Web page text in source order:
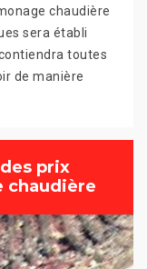
chaudière
sera établi
toutes
de manière
prix
chaudière